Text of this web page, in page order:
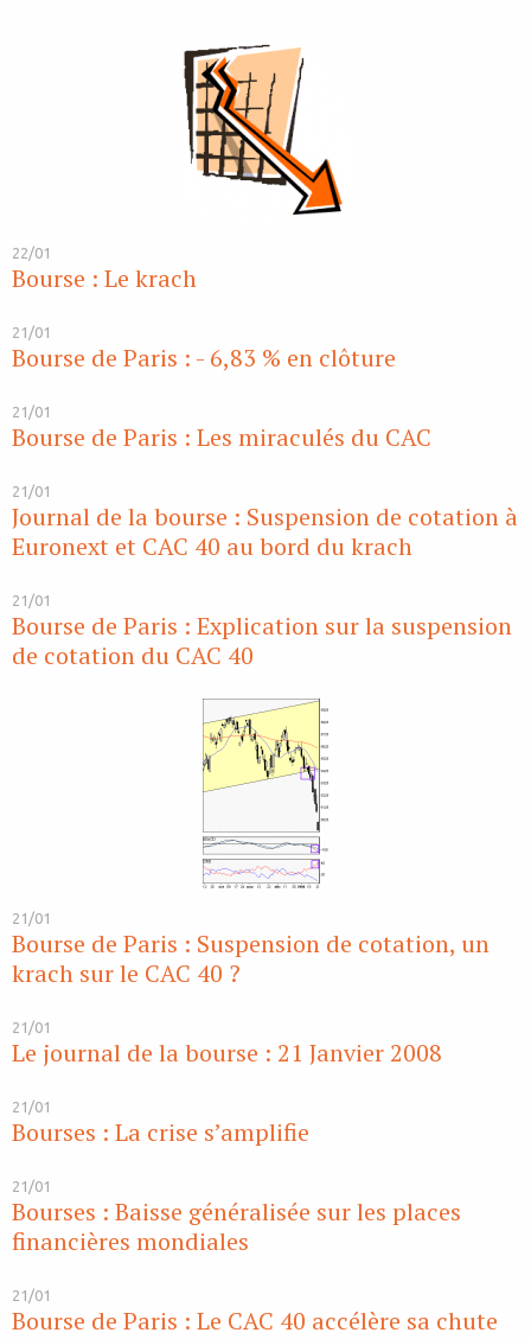
22/01
Bourse : Le krach
21/01
Bourse de Paris : - 6,83 % en clôture
21/01
Bourse de Paris : Les miraculés du CAC
21/01
Journal de la bourse : Suspension de cotation à
Euronext et CAC 40 au bord du krach
21/01
Bourse de Paris : Explication sur la suspension
de cotation du CAC 40
21/01
Bourse de Paris : Suspension de cotation, un
krach sur le CAC 40 ?
21/01
Le journal de la bourse : 21 Janvier 2008
21/01
Bourses : La crise s’amplifie
21/01
Bourses : Baisse généralisée sur les places
financières mondiales
21/01
Bourse de Paris : Le CAC 40 accélère sa chute